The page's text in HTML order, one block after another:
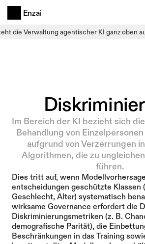
die Verwaltung agentischer KI ganz oben
Enzai
Im Bereich der KI bezieht sich
Behandlung von
aufgrund von Verzerrungen
Algorithmen, die zu
führen.
Dies tritt auf, wenn
entscheidungen geschützte Klassen
Geschlecht, Alter) systematisch
wirksame Governance erfordert die
Diskriminierungsmetriken (z. B.
demografische Parität), die
Beschränkungen in das Training